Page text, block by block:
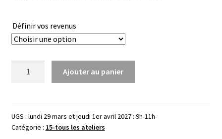
Définir vos revenus
santé,
le
Ajouter au panier
UGS : lundi 29 mars et jeudi 1er avril 2027 : 9h-11h-
Catégorie : 15-tous les ateliers